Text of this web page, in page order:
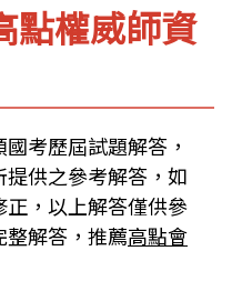
點權威師資
考歷屆試題解答，
供之參考解答，如
，以上解答僅供參
解答，推薦高點會